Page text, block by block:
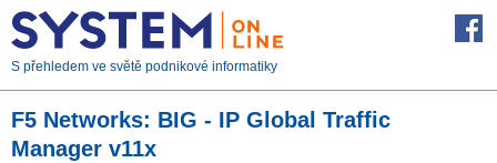
S přehledem ve světě podnikové informatiky
F5 Networks: BIG - IP Global Traffic
Manager v11x